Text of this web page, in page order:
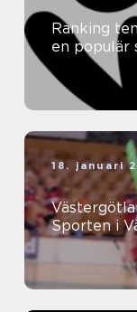
Ranking
en populär
18. januari
Sporten i